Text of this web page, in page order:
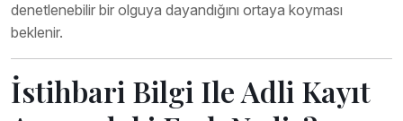
denetlenebilir bir olguya dayandığını ortaya koyması
beklenir.
İstihbari Bilgi Ile Adli Kayıt